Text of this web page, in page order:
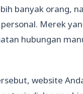
banyak orang,
Merek
hubungan
website